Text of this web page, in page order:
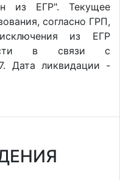
из ЕГР". Текущее
согласно ГРП,
из ЕГР
в связи с
Дата ликвидации -